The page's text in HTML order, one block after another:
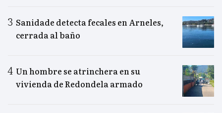
Sanidade detecta fecales en Arneles,
cerrada al baño
Un hombre se atrinchera en su
vivienda de Redondela armado